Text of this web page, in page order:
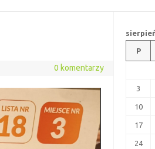
0 komentarzy
P
3
10
17
24